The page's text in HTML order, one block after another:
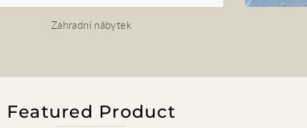
Zahradní nábytek
Featured Product